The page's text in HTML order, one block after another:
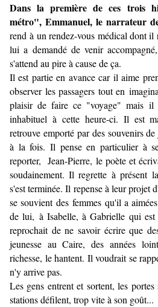
Dans la première de ces trois
métro", Emmanuel, le narrateur
rend à un rendez-vous médical dont il
lui a demandé de venir
s'attend au pire à cause de ça.
Il est partie en avance car il aime
observer les passagers tout en
plaisir de faire ce "voyage" mais il
inhabituel à cette heure-ci. Il est
retrouve emporté par des souvenirs
à la fois. Il pense en particulier à
reporter, Jean-Pierre, le poète et
soudainement. Il regrette à présent
s'est terminée. Il repense à leur projet
se souvient des femmes qu'il a
de lui, à Isabelle, à Gabrielle qui
reprochait de ne savoir écrire que
jeunesse au Caire, des années
richesse, le hantent. Il voudrait se
n'y arrive pas.
Les gens entrent et sortent, les
stations défilent, trop vite à son goût...